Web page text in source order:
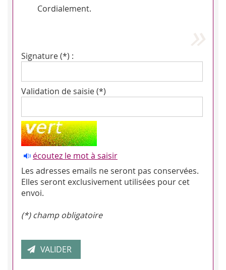
Cordialement.
Signature (*) :
Validation de saisie (*)
écoutez le mot à saisir
Les adresses emails ne seront pas conservées.
Elles seront exclusivement utilisées pour cet
envoi.
(*) champ obligatoire